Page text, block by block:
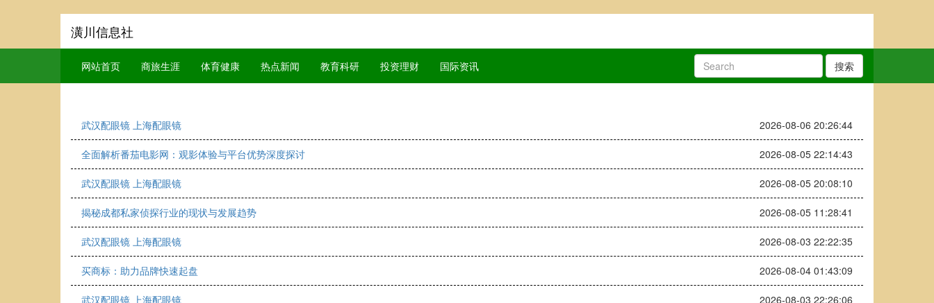
潢川信息社
网站首页 商旅生涯 体育健康 热点新闻 教育科研 投资理财 国际资讯 搜索
武汉配眼镜 上海配眼镜 2026-08-06 20:26:44
全面解析番茄电影网：观影体验与平台优势深度探讨 2026-08-05 22:14:43
武汉配眼镜 上海配眼镜 2026-08-05 20:08:10
揭秘成都私家侦探行业的现状与发展趋势 2026-08-05 11:28:41
武汉配眼镜 上海配眼镜 2026-08-03 22:22:35
买商标：助力品牌快速起盘 2026-08-04 01:43:09
武汉配眼镜 上海配眼镜 2026-08-03 22:26:06